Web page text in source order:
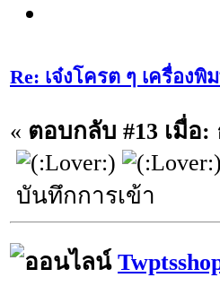
Re: เจ๋งโครต ๆ เครื่อง
« ตอบกลับ #13 เมื่อ:
บันทึกการเข้า